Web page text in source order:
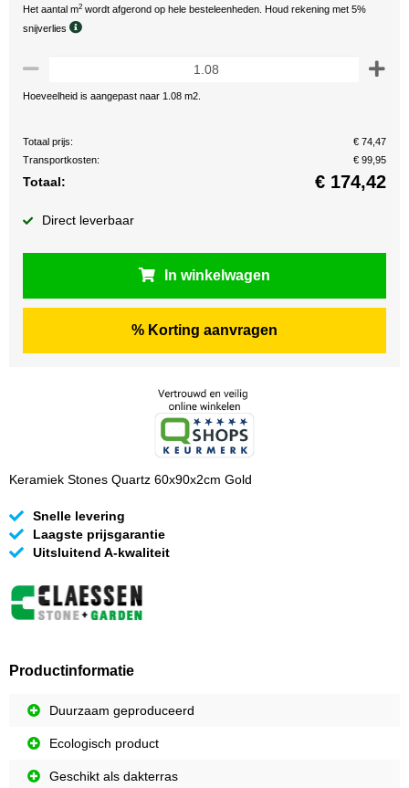
Het aantal m2 wordt afgerond op hele besteleenheden. Houd rekening met 5%
snijverlies
Hoeveelheid is aangepast naar 1.08 m2.
Totaal prijs:
€ 74,47
Transportkosten:
€ 99,95
Totaal: € 174,42
Direct leverbaar
In winkelwagen
% Korting aanvragen
Keramiek Stones Quartz 60x90x2cm Gold
Snelle levering
Laagste prijsgarantie
Uitsluitend A-kwaliteit
Productinformatie
Duurzaam geproduceerd
Ecologisch product
Geschikt als dakterras